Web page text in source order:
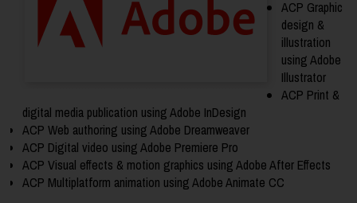
ACP Graphic
design &
illustration
using Adobe
Illustrator
ACP Print &
digital media publication using Adobe InDesign
ACP Web authoring using Adobe Dreamweaver
ACP Digital video using Adobe Premiere Pro
ACP Visual effects & motion graphics using Adobe After Effects
ACP Multiplatform animation using Adobe Animate CC